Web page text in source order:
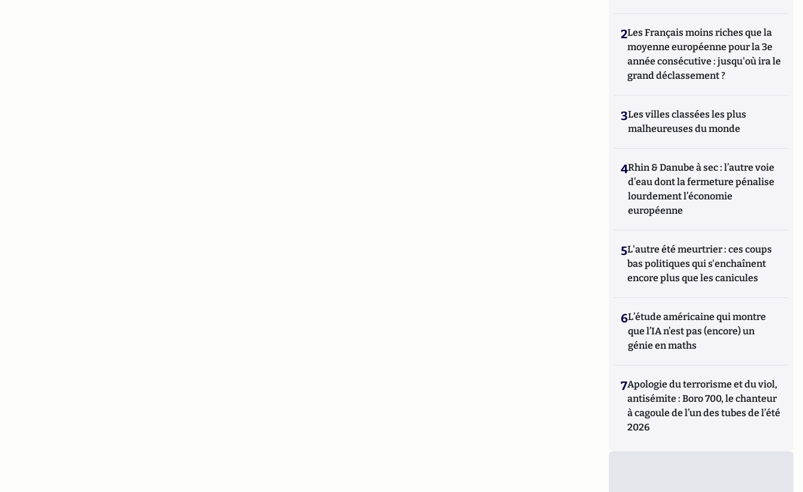
2Les Français moins riches que la
moyenne européenne pour la 3e
année consécutive : jusqu'où ira le
grand déclassement ?
3Les villes classées les plus
malheureuses du monde
4Rhin & Danube à sec : l’autre voie
d’eau dont la fermeture pénalise
lourdement l’économie
européenne
5L'autre été meurtrier : ces coups
bas politiques qui s'enchaînent
encore plus que les canicules
6L’étude américaine qui montre
que l’IA n’est pas (encore) un
génie en maths
7Apologie du terrorisme et du viol,
antisémite : Boro 700, le chanteur
à cagoule de l’un des tubes de l’été
2026